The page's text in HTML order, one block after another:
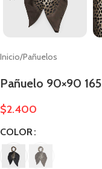
Inicio/Pañuelos
Pañuelo 90×90 165
$2.400
COLOR